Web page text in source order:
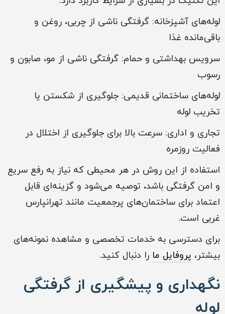
لوله‌های آشپزخانه: گرفتگی ناشی از چربی، روغن و
باقی‌مانده غذا
سرویس بهداشتی و حمام: گرفتگی ناشی از مو، صابون و
رسوب
لوله‌های ساختمانی قدیمی: جلوگیری از شکستن یا
تخریب لوله
تجاری و اداری: سرعت بالا برای جلوگیری از اختلال در
فعالیت روزمره
استفاده از این روش در هر محیطی که نیاز به رفع سریع
و امن گرفتگی باشد، توصیه می‌شود و گزینه‌ای قابل
اعتماد برای ساختمان‌های پرجمعیت مانند تهرانپارس
غربی است.
برای دسترسی به خدمات تخصصی و مشاهده نمونه‌های
بیشتر، پروفایل ما را دنبال کنید.
نگهداری و پیشگیری از گرفتگی
لوله